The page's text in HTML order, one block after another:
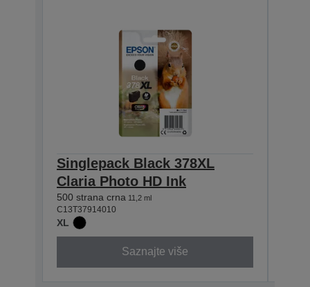
Singlepack Black 378XL
Claria Photo HD Ink
500 strana crna 11,2 ml
C13T37914010
XL
Saznajte više